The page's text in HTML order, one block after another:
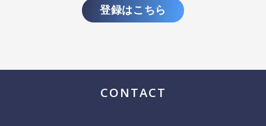
登録はこちら
CONTACT